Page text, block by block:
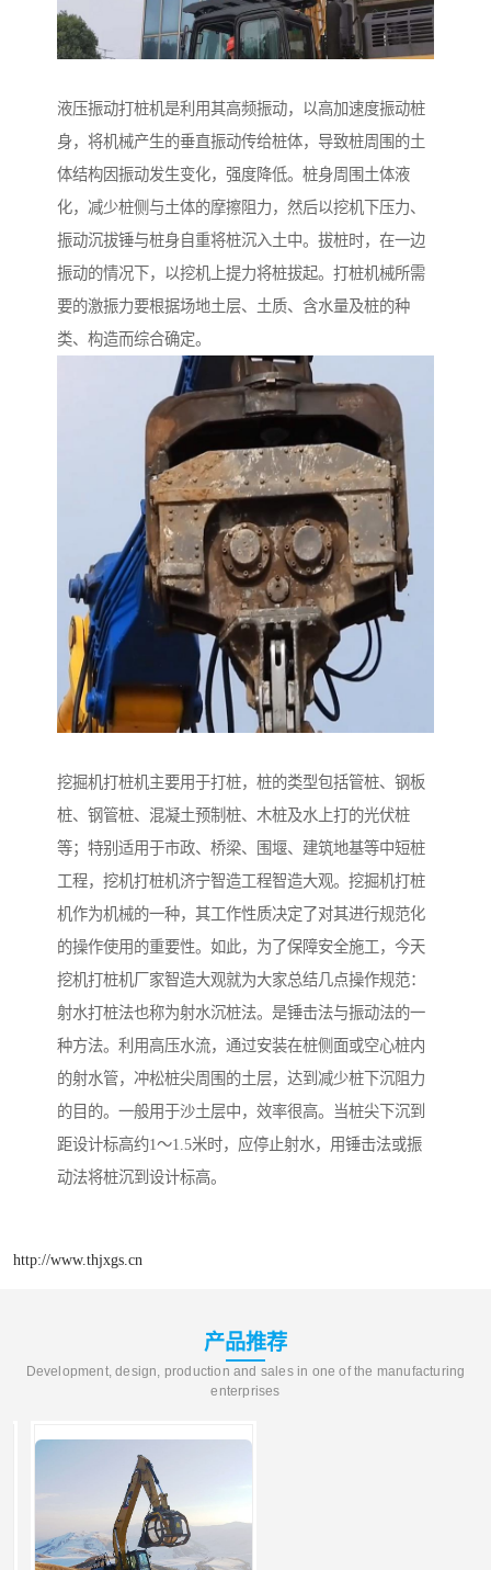
液压振动打桩机是利用其高频振动，以高加速度振动桩
身，将机械产生的垂直振动传给桩体，导致桩周围的土
体结构因振动发生变化，强度降低。桩身周围土体液
化，减少桩侧与土体的摩擦阻力，然后以挖机下压力、
振动沉拔锤与桩身自重将桩沉入土中。拔桩时，在一边
振动的情况下，以挖机上提力将桩拔起。打桩机械所需
要的激振力要根据场地土层、土质、含水量及桩的种
类、构造而综合确定。
挖掘机打桩机主要用于打桩，桩的类型包括管桩、钢板
桩、钢管桩、混凝土预制桩、木桩及水上打的光伏桩
等；特别适用于市政、桥梁、围堰、建筑地基等中短桩
工程，挖机打桩机济宁智造工程智造大观。挖掘机打桩
机作为机械的一种，其工作性质决定了对其进行规范化
的操作使用的重要性。如此，为了保障安全施工，今天
挖机打桩机厂家智造大观就为大家总结几点操作规范：
射水打桩法也称为射水沉桩法。是锤击法与振动法的一
种方法。利用高压水流，通过安装在桩侧面或空心桩内
的射水管，冲松桩尖周围的土层，达到减少桩下沉阻力
的目的。一般用于沙土层中，效率很高。当桩尖下沉到
距设计标高约1～1.5米时，应停止射水，用锤击法或振
动法将桩沉到设计标高。
http://www.thjxgs.cn
产品推荐
Development, design, production and sales in one of the manufacturing
enterprises